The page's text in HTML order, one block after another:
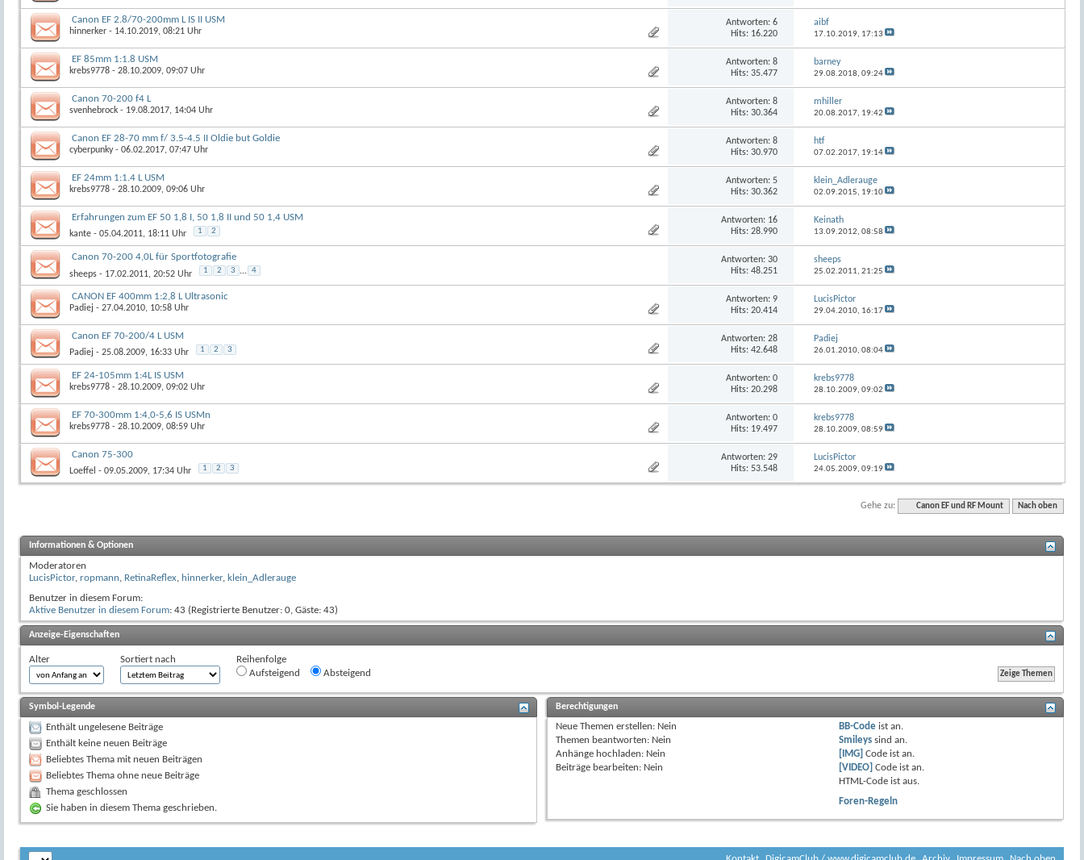
Canon EF 2.8/70-200mm L IS II USM
hinnerker - 14.10.2019, 08:21 Uhr
Antworten: 6
Hits: 16.220
aibf
17.10.2019, 17:13
EF 85mm 1:1.8 USM
krebs9778 - 28.10.2009, 09:07 Uhr
Antworten: 8
Hits: 35.477
barney
29.08.2018,09:24
Canon 70-200 f4 L
svenhebrock - 19.08.2017, 14:04 Uhr
Antworten: 8
Hits: 30.364
mhiller
20.08.2017, 19:42
Canon EF 28-70 mm f/ 3.5-4.5 II Oldie but Goldie
cyberpunky- 06.02.2017, 07:47 Uhr
Antworten: 8
Hits: 30.970
htf
07.02.2017, 19:14
EF 24mm 1:1.4 L USM
krebs9778 - 28.10.2009, 09:06 Uhr
Antworten: 5
Hits: 30.362
klein_Adlerauge
02.09.2015, 19:10
Erfahrungen zum EF 50 1,8 I, 50 1,8 II und 50 1,4 USM
kante - 05.04.2011, 18:11 Uhr 1 2
Antworten: 16
Hits: 28.990
Keinath
13.09.2012,08:58
Canon 70-200 4,0L für Sportfotografie
sheeps - 17.02.2011, 20:52 Uhr 1 2 3 ... 4
Antworten: 30
Hits: 48.251
sheeps
25.02.2011,21:25
CANON EF 400mm 1:2,8 L Ultrasonic
Padiej - 27.04.2010, 10:58 Uhr
Antworten: 9
Hits: 20.414
LucisPictor
29.04.2010, 16:17
Canon EF 70-200/4 L USM
Padiej - 25.08.2009, 16:33 Uhr 1 2 3
Antworten: 28
Hits: 42.648
Padiej
26.01.2010,08:04
EF 24-105mm 1:4L IS USM
krebs9778 - 28.10.2009, 09:02 Uhr
Antworten: 0
Hits: 20.298
krebs9778
28.10.2009,09:02
EF 70-300mm 1:4,0-5,6 IS USMn
krebs9778 - 28.10.2009, 08:59 Uhr
Antworten: 0
Hits: 19.497
krebs9778
28.10.2009,08:59
Canon 75-300
Loeffel - 09.05.2009, 17:34 Uhr 1 2 3
Antworten: 29
Hits: 53.548
LucisPictor
24.05.2009,09:19
Gehe zu: Canon EF und RF Mount Nach oben
Informationen & Optionen
Moderatoren
LucisPictor, ropmann, RetinaReflex, hinnerker, klein_Adlerauge
Benutzer in diesem Forum:
Aktive Benutzer in diesem Forum: 43 (Registrierte Benutzer: 0, Gäste: 43)
Anzeige-Eigenschaften
Alter Sortiert nach
Reihenfolge
Aufsteigend
Absteigend
Symbol-Legende
Enthält ungelesene Beiträge
Enthält keine neuen Beiträge
Beliebtes Thema mit neuen Beiträgen
Beliebtes Thema ohne neue Beiträge
Thema geschlossen
Sie haben in diesem Thema geschrieben.
Berechtigungen
Neue Themen erstellen: Nein
Themen beantworten: Nein
Anhänge hochladen: Nein
Beiträge bearbeiten: Nein
BB-Codeist an.
Smileyssind an.
[IMG] Code ist an.
[VIDEO] Code ist an.
HTML-Code ist aus.
Foren-Regeln